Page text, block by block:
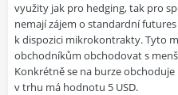
využity jak pro hedging, tak pro
nemají zájem o standardní
k dispozici mikrokontrakty. Tyto
obchodníkům obchodovat s
Konkrétně se na burze
v trhu má hodnotu 5 USD.